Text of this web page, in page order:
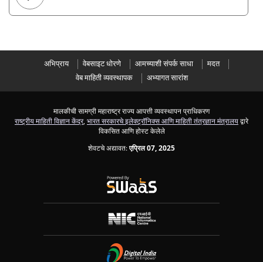
अभिप्राय वेबसाइट धोरणे आमच्याशी संपर्क साधा
मदत
वेब माहिती व्यवस्थापक
अभ्यागत सारांश
मालकीची सामग्री महाराष्ट्र राज्य आपत्ती व्यवस्थापन प्राधिकरण
राष्ट्रीय माहिती विज्ञान केंद्र, भारत सरकारचे इलेक्ट्रॉनिक्स आणि माहिती तंत्रज्ञान मंत्रालयद्वारे
विकसित आणि होस्ट केलेले
शेवटचे अद्यावत:एप्रिल 07, 2025